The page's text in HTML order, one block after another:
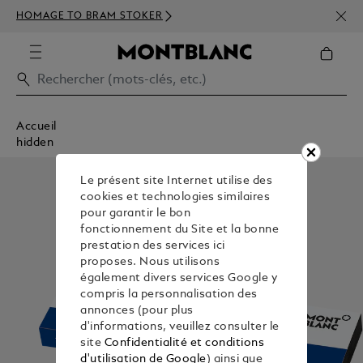
HOMAGE TO BRAM STOKER
350€
Accueil
hidden
Le présent site Internet utilise des
cookies et technologies similaires
pour garantir le bon
fonctionnement du Site et la bonne
prestation des services ici
proposes. Nous utilisons
également divers services Google y
compris la personnalisation des
annonces (pour plus
d'informations, veuillez consulter le
site Confidentialité et conditions
d'utilisation de Google) ainsi que